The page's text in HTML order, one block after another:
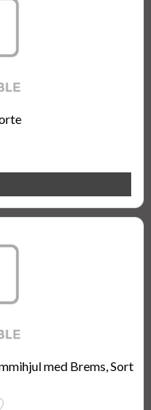
med Brems, Sort